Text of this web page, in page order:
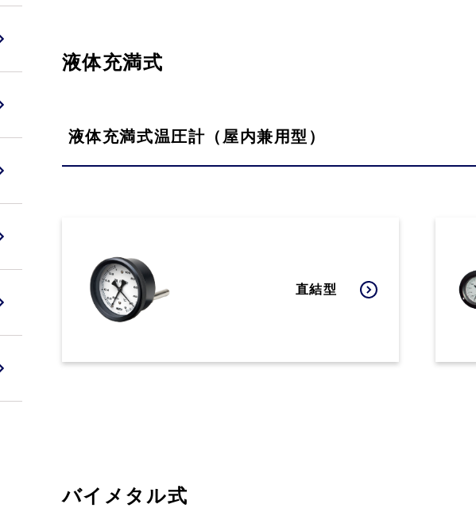
液体充満式
液体充満式温圧計（屋内兼用型）
直結型
バイメタル式